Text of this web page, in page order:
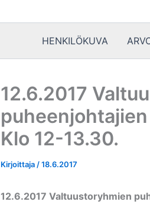
HENKILÖKUVA
12.6.2017
Klo 12-13.30.
Kirjoittaja /18.6.2017
12.6.2017 Valtuustoryhmien